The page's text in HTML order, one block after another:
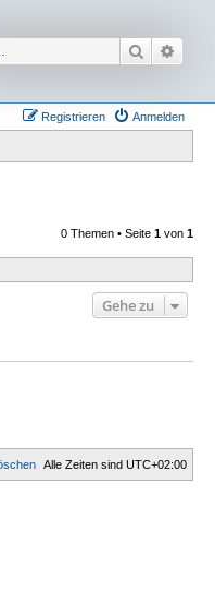
Suche
Anmelden
Registrieren
0 Themen • Seite 1 von 1
Gehe zu
Alle Zeiten sind UTC+02:00